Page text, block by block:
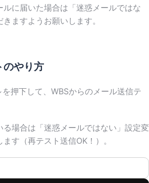
ルに届いた場合は「迷惑メールではな
ますようお願いします。
のやり方
押下して、WBSからのメール送信テ
る場合は「迷惑メールではない」設定変
す（再テスト送信OK！）。